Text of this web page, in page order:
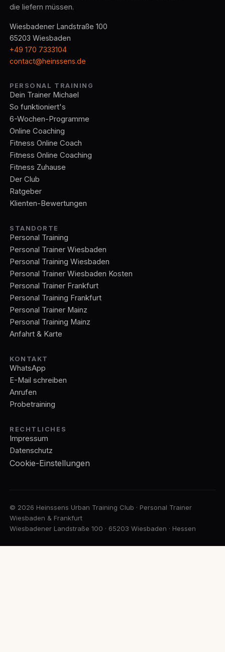
die liefern müssen.
Wiesbadener Landstraße 100
65203 Wiesbaden
+49 170 7333104
contact@heinssens.de
PERSONAL TRAINING
Dein Trainer Michael
So funktioniert's
6-Wochen-Programme
Online Coaching
Fitness Online Coach
Fitness Online Coaching
Fitness Zuhause
Der Club
Ratgeber
Klienten-Bewertungen
STANDORTE
Personal Training
Personal Trainer Wiesbaden
Personal Training Wiesbaden
Personal Trainer Wiesbaden Kosten
Personal Trainer Frankfurt
Personal Training Frankfurt
Personal Trainer Mainz
Personal Training Mainz
Anfahrt & Karte
KONTAKT
WhatsApp
E-Mail schreiben
Anrufen
Probetraining
RECHTLICHES
Impressum
Datenschutz
Cookie-Einstellungen
© 2026 Heinssens Urban Training Club · Personal Trainer
Wiesbaden & Frankfurt
Wiesbadener Landstraße 100 · 65203 Wiesbaden · Hessen